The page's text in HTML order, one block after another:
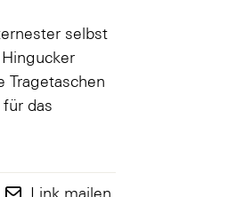
selbst
Tragetaschen
das
Link mailen